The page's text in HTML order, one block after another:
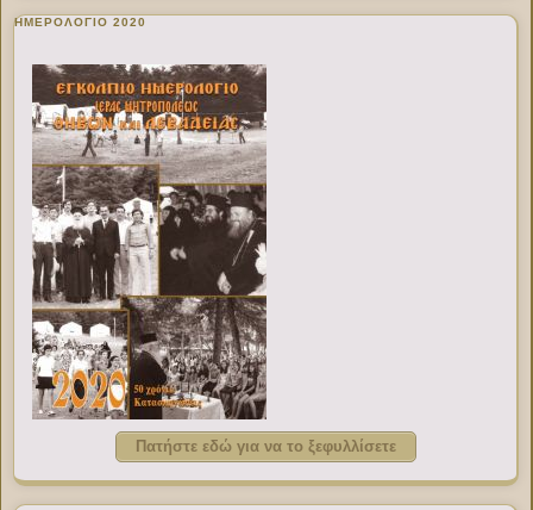
ΗΜΕΡΟΛΟΓΙΟ 2020
Πατήστε εδώ για να το ξεφυλλίσετε